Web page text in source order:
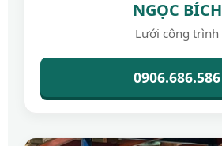
NGỌC BÍCH
Lưới công trình
0906.686.586